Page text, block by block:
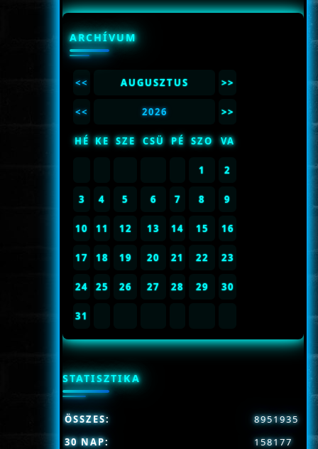
ARCHÍVUM
<< AUGUSZTUS >>
<< 2026 >>
HÉ KE SZE CSÜ PÉ SZO VA
1 2
3 4 5 6 7 8 9
10 11 12 13 14 15 16
17 18 19 20 21 22 23
24 25 26 27 28 29 30
31
STATISZTIKA
ÖSSZES:
8951935
30 NAP:
158177